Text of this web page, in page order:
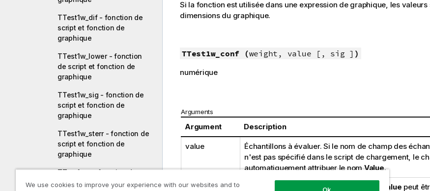
TTest1w_dif - fonction de
script et fonction de
graphique
TTest1w_lower - fonction
de script et fonction de
graphique
TTest1w_sig - fonction de
script et fonction de
graphique
TTest1w_sterr - fonction de
script et fonction de
graphique
TTest1w_t - fonction de
script et fonction de
Si la fonction est utilisée dans une expression de graphique, les valeurs
dimensions du graphique.
TTest1w_conf (weight, value [, sig ] )
numérique
Arguments
Argument Description
value
Échantillons à évaluer. Si le nom de champ des
n'est pas spécifié dans le script de chargement, le
automatiquement attribuer le nomValue.
weight Chaque valeur définie dans l'argument value peut
We use cookies to improve your experience with our websites and to